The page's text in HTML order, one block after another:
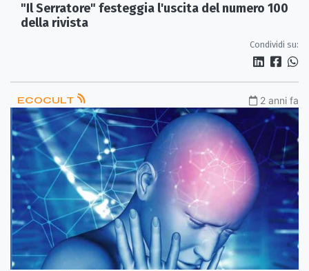
"Il Serratore" festeggia l'uscita del numero 100
della rivista
Condividi su:
ECOCULT 2 anni fa